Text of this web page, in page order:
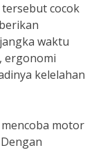
cocok
waktu
ergonomi
kelelahan
motor